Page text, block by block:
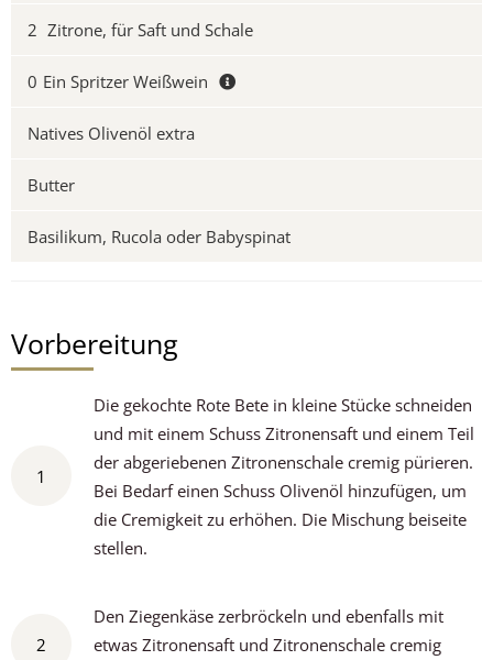
2 Zitrone, für Saft und Schale
0 Ein Spritzer Weißwein
Natives Olivenöl extra
Butter
Basilikum, Rucola oder Babyspinat
Vorbereitung
1
Die gekochte Rote Bete in kleine Stücke schneiden
und mit einem Schuss Zitronensaft und einem Teil
der abgeriebenen Zitronenschale cremig pürieren.
Bei Bedarf einen Schuss Olivenöl hinzufügen, um
die Cremigkeit zu erhöhen. Die Mischung beiseite
stellen.
2
Den Ziegenkäse zerbröckeln und ebenfalls mit
etwas Zitronensaft und Zitronenschale cremig